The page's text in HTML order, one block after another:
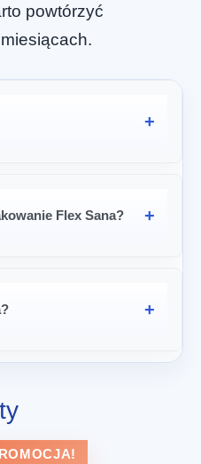
powtórzyć
Flex Sana?